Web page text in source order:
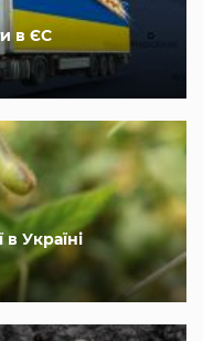
в ЄС
Україні